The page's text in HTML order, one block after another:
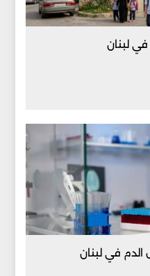
لبنان
الدم في لبنان